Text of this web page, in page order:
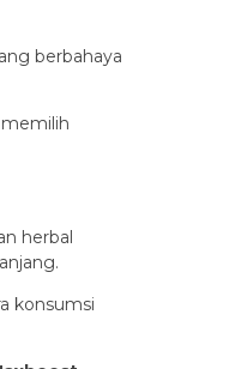
berbahaya
herbal
konsumsi